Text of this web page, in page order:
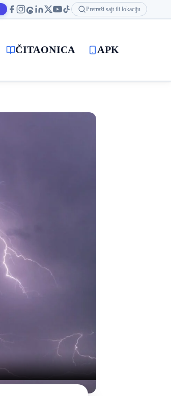
Pretraži sajt ili lokaciju
ČITAONICA APK